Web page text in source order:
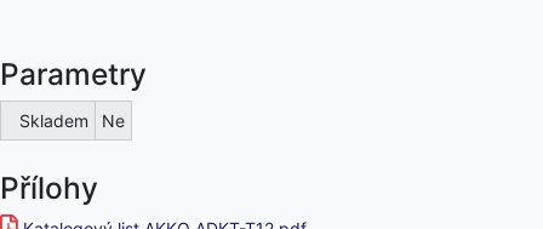
Parametry
Skladem Ne
Přílohy